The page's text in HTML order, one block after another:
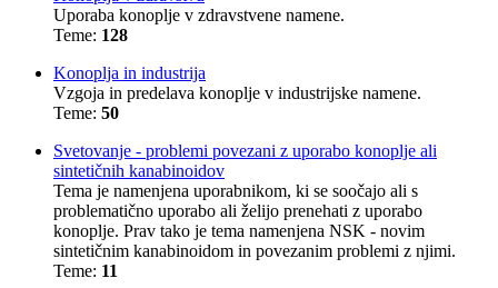
Uporaba konoplje v zdravstvene namene.
Teme: 128
Konoplja in industrija
Vzgoja in predelava konoplje v industrijske namene.
Teme: 50
Svetovanje - problemi povezani z uporabo konoplje ali
sintetičnih kanabinoidov
Tema je namenjena uporabnikom, ki se soočajo ali s
problematično uporabo ali želijo prenehati z uporabo
konoplje. Prav tako je tema namenjena NSK - novim
sintetičnim kanabinoidom in povezanim problemi z njimi.
Teme: 11